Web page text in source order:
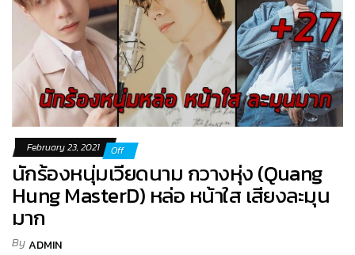
February 23, 2021 Off
นักร้องหนุ่มเวียดนาม กวางหุ่ง (Quang
Hung MasterD) หล่อ หน้าใส เสียงละมุน
มาก
ByADMIN